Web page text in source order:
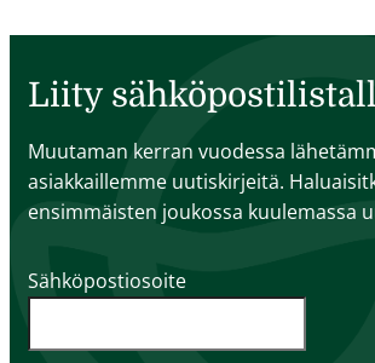
Liity
Muutaman kerran vuodessa
asiakkaillemme uutiskirjeitä.
ensimmäisten joukossa kuulemassa
Sähköpostiosoite